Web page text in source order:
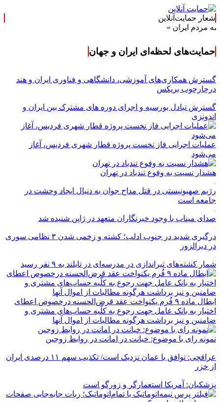
شعار حمایت‌آنلاین
»
حمایت‌های لحظه‌ای ایران و جهان
گسترش همکاری‌های آموزشی، دانشگاهی و فناوری ایران و هند
درچارچوب بریکس
گسترش تبادل بورسیه و اجرای دوره های مشترک بین ایران و
اندونزی
عملیات اجرایی فاز نخست پروژه قطار شهری فردیس، آغاز
می‌شود
هشدار نسبت به وفوع تندباد در تهران
رژیم صهیونیستی در قتل مداح جوان به دنبال ایجاد وحشت در
جامعه است
صدای میناب با وجود خبرنگاران متعهد در ژاپن شنیده شد
درگیری شدید در جنوب ادلب؛ کشته و زخمی شدن ۳ نظامی سوری
در دیرالزور
شمار کشته‌های تیراندازی در مدرسه‌ای در تایلند به ۹ نفر رسید
ابطال ماده ۹ فُرم یکنواخت عقد قرض‌الحسنه درخصوص اعطای
اختیار به بانک عامل جهت رجوع به کلّیه حساب‌های مشتری و
ضامنین و نیز برداشت هرگونه مطالبات از اموال آنها
نمونه رای با موضوع: خیانت در امانت در روابط زوجین
عراقچی: توافق با عمان نزدیک است/ تکذیب سهم ۱۱ درصدی ایران
از خزر
پزشکیان: آمریکا استعمارگر و زورگو است